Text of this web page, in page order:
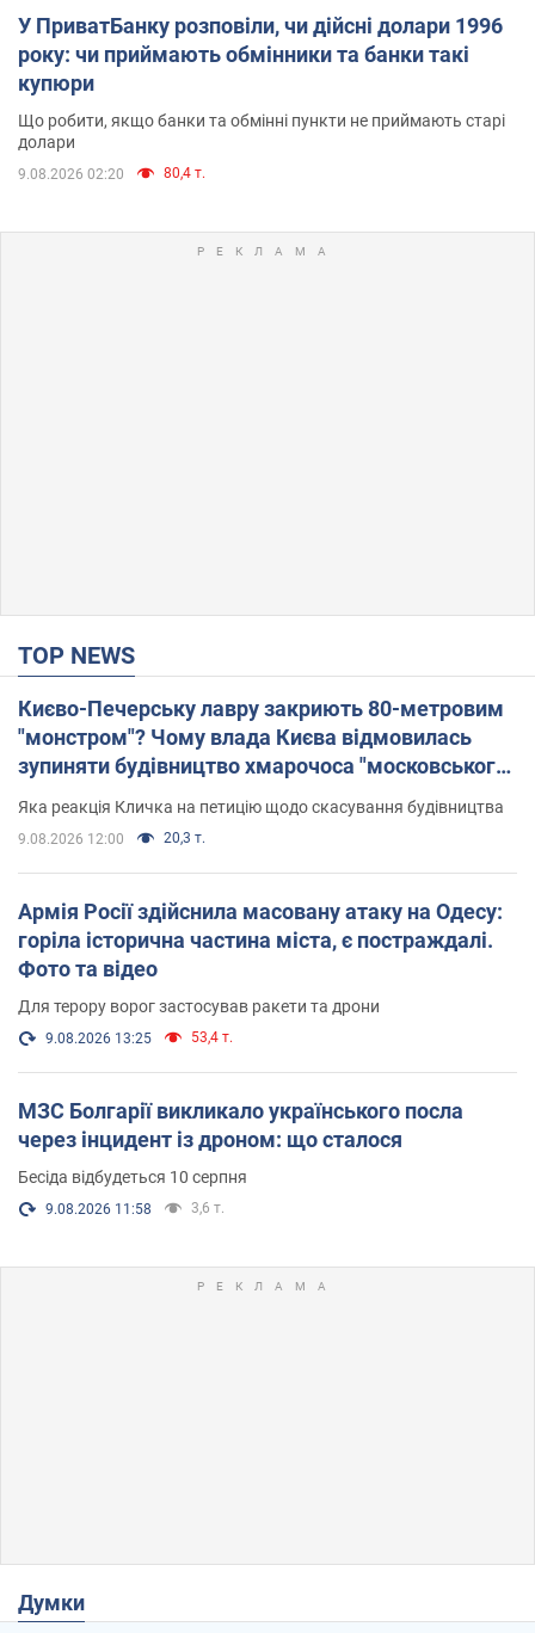
У ПриватБанку розповіли, чи дійсні долари 1996
року: чи приймають обмінники та банки такі
купюри
Що робити, якщо банки та обмінні пункти не приймають старі
долари
9.08.2026 02:20 80,4 т.
TOP NEWS
Києво-Печерську лавру закриють 80-метровим
"монстром"? Чому влада Києва відмовилась
зупиняти будівництво хмарочоса "московського
вірянина"
Яка реакція Кличка на петицію щодо скасування будівництва
9.08.2026 12:00 20,3 т.
Армія Росії здійснила масовану атаку на Одесу:
горіла історична частина міста, є постраждалі.
Фото та відео
Для терору ворог застосував ракети та дрони
9.08.2026 13:25 53,4 т.
МЗС Болгарії викликало українського посла
через інцидент із дроном: що сталося
Бесіда відбудеться 10 серпня
9.08.2026 11:58 3,6 т.
Думки